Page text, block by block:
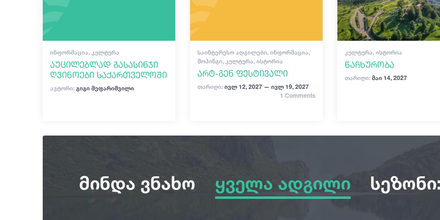
ᲘᲜᲤᲝᲠᲛᲐᲪᲘᲐ, ᲙᲣᲚᲢᲣᲠᲐ
აუცილებლად გასასინჯი
ღვინოები საქართველოში
ავტორი: გიგი მეფარიშვილი
ᲡᲐᲘᲜᲢᲔᲠᲔᲡᲝ ᲐᲓᲒᲘᲚᲔᲑᲘ, ᲘᲜᲤᲝᲠᲛᲐᲪᲘᲐ,
ᲨᲝᲞᲘᲜᲒᲘ, ᲙᲣᲚᲢᲣᲠᲐ, ᲘᲡᲢᲝᲠᲘᲐ
არტ-გენ ფესტივალი
თარიღი: ივლ 12, 2027 — ივლ 19, 2027
1 Comments
ᲙᲣᲚᲢᲣᲠᲐ, ᲘᲡᲢᲝᲠᲘᲐ
წაჩხურობა
თარიღი: მაი 14, 2027
მინდა ვნახო ყველა ადგილი
ყველა ადგილი სეზონი: